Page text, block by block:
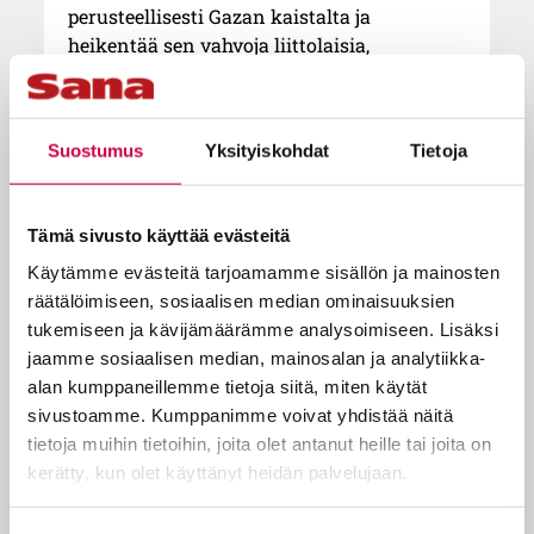
Suostumus Yksityiskohdat Tietoja
Tämä sivusto käyttää evästeitä
Käytämme evästeitä tarjoamamme sisällön ja mainosten
räätälöimiseen, sosiaalisen median ominaisuuksien
tukemiseen ja kävijämäärämme analysoimiseen. Lisäksi
jaamme sosiaalisen median, mainosalan ja analytiikka-
alan kumppaneillemme tietoja siitä, miten käytät
sivustoamme. Kumppanimme voivat yhdistää näitä
tietoja muihin tietoihin, joita olet antanut heille tai joita on
kerätty, kun olet käyttänyt heidän palvelujaan.
perusteellisesti Gazan kaistalta ja
heikentää sen vahvoja liittolaisia,
Libanonissa toimivaa Hizbollah-järjestöä ja
sen taustalla vaikuttavaa Irania.
Sekä sota että sen aloittanut terrori-isku
ovat olleet verisiä ja kauheita. Hamas on
jotka sen äänestivät valtaan vuonna 2006.
Sodan seurauksena Gazan alueen 2,3
miljoonaa asukasta yrittävät selvitä
keskellä tuhoa ja infrastruktuurin
romahdusta. Kuolleita on eri arvioiden
mukaan kymmeniä tuhansia, suuri osa
heistä siviilejä.
Isänsä, äitinsä, lapsensa tai sisarensa